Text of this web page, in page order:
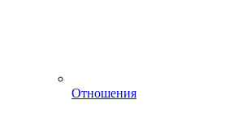
Отношения